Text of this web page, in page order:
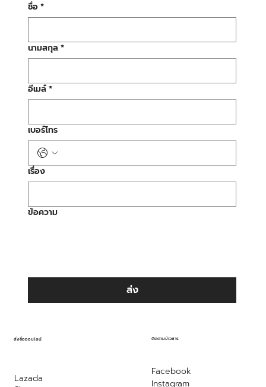
Facebook
Instagram
ติดตามข่าวสาร
สั่งซื้อออนไลน์
Lazada
ชื่อ*
นามสกุล *
อีเมล์*
เบอร์โทร
เรื่อง
ข้อความ
ส่ง